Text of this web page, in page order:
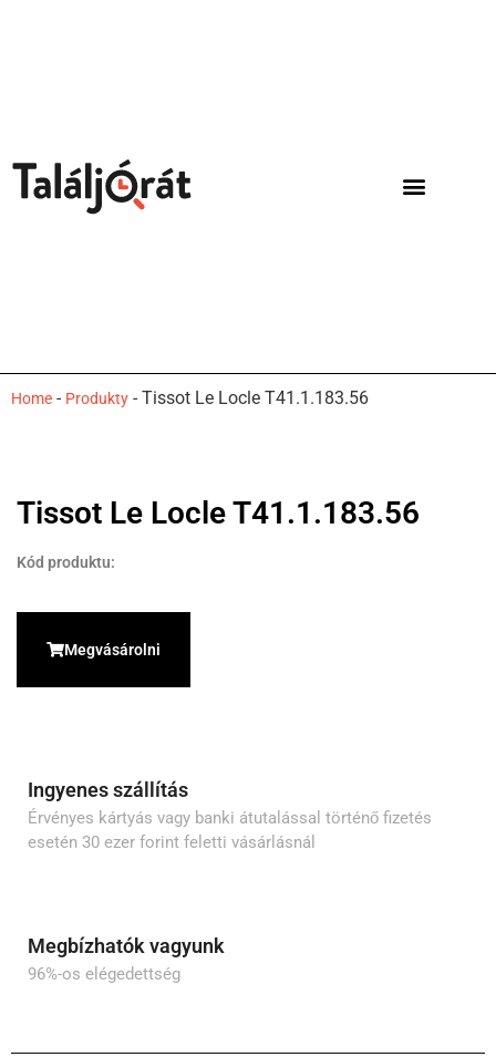
Home - Produkty - Tissot Le Locle T41.1.183.56
Tissot Le Locle T41.1.183.56
Kód produktu:
Megvásárolni
Ingyenes szállítás
Érvényes kártyás vagy banki átutalással történő fizetés
esetén 30 ezer forint feletti vásárlásnál
Megbízhatók vagyunk
96%-os elégedettség